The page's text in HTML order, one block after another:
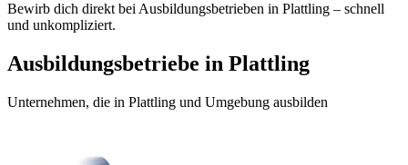
Bewirb dich direkt bei Ausbildungsbetrieben in Plattling – schnell
und unkompliziert.
Ausbildungsbetriebe in Plattling
Unternehmen, die in Plattling und Umgebung ausbilden